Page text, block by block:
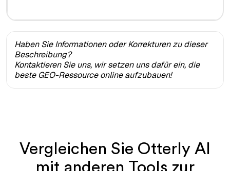
Haben Sie Informationen oder Korrekturen zu dieser
Beschreibung?
Kontaktieren Sie uns, wir setzen uns dafür ein, die
beste GEO-Ressource online aufzubauen!
Vergleichen Sie Otterly AI
mit anderen Tools zur